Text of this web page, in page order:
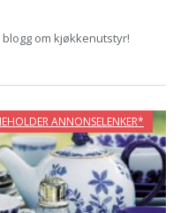
om kjøkkenutstyr!
ANNONSELENKER*